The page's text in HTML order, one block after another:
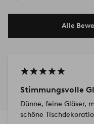
Alle
Stimmungsvolle
Dünne, feine Gläser,
schöne